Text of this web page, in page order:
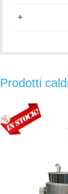
+
Prodotti caldi